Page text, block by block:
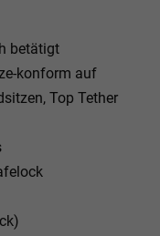
betätigt
konform auf
Top Tether